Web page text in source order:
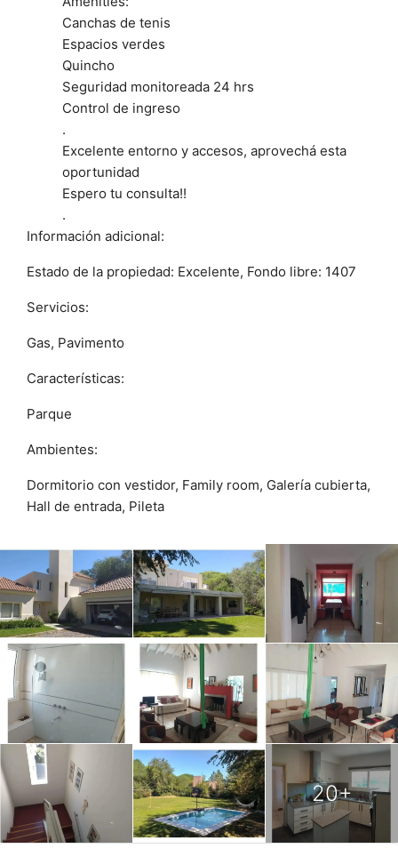
Canchas de tenis
Espacios verdes
Quincho
Seguridad monitoreada 24 hrs
Control de ingreso
.
Excelente entorno y accesos, aprovechá esta
oportunidad
Espero tu consulta!!
.
Información adicional:
Estado de la propiedad: Excelente, Fondo libre: 1407
Servicios:
Gas, Pavimento
Características:
Parque
Ambientes:
Dormitorio con vestidor, Family room, Galería cubierta,
Hall de entrada, Pileta
20+